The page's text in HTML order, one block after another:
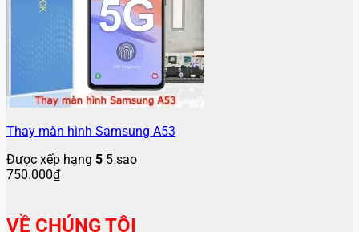
Thay màn hình Samsung A53
Được xếp hạng 5 5 sao
750.000₫
VỀ CHÚNG TÔI